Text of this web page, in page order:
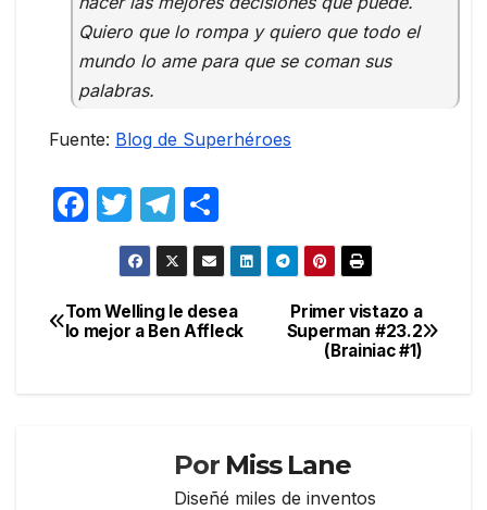
Quiero que lo rompa y quiero que todo el
mundo lo ame para que se coman sus
palabras.
Fuente: Blog de Superhéroes
F
e
b
T
w
itt
er
T
el
e
gr
a
o
m
p
ar
Navegación
Primer vistazo a
Superman #23.2
(Brainiac #1)
Tom Welling le desea
lo mejor a Ben Affleck
Por Miss Lane
Diseñé miles de inventos